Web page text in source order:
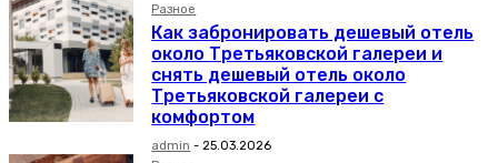
Разное
Как забронировать дешевый отель
около Третьяковской галереи и
снять дешевый отель около
Третьяковской галереи с
комфортом
admin - 25.03.2026